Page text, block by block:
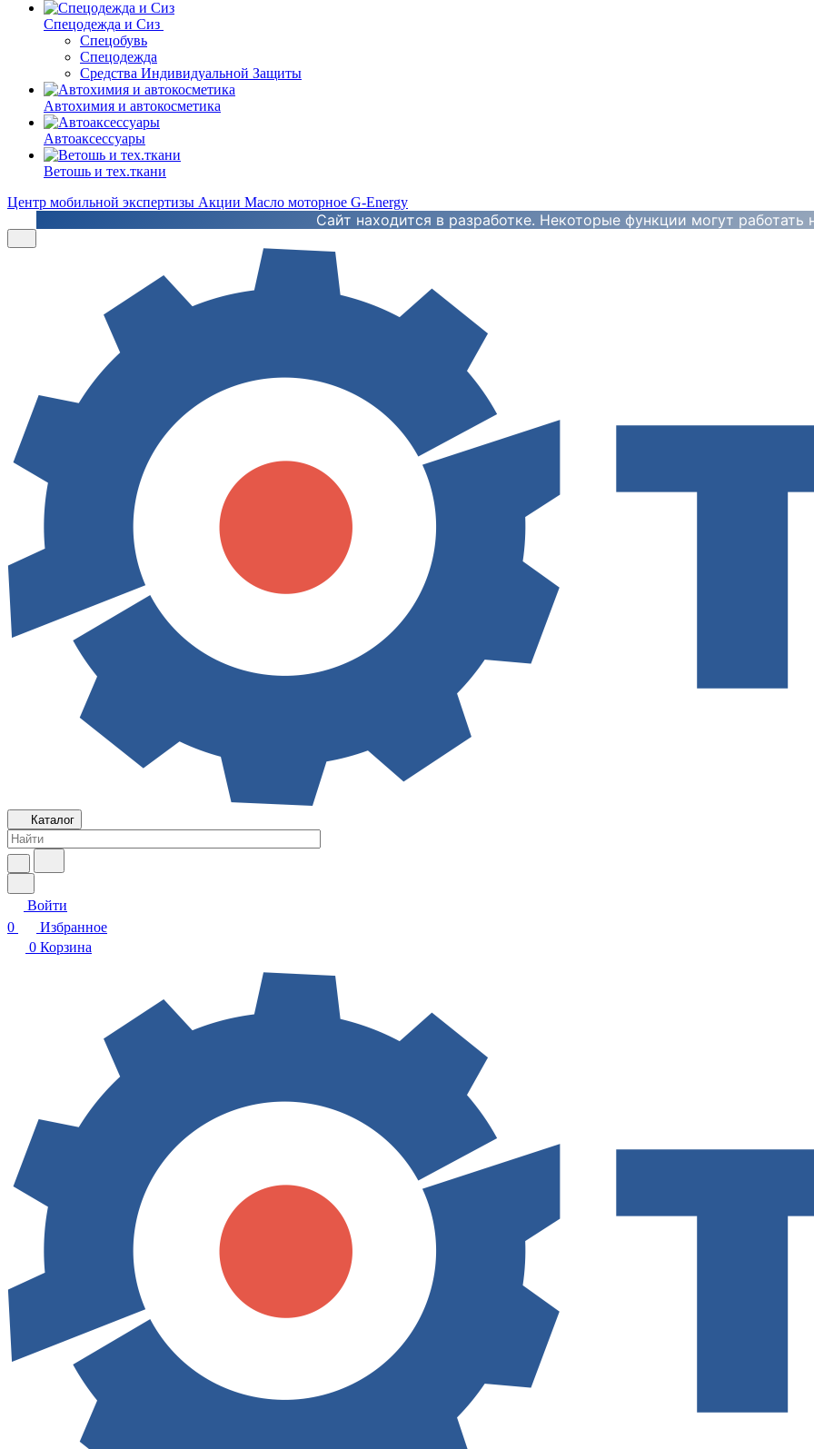
Спецодежда и Сиз
Спецобувь
Спецодежда
Средства Индивидуальной Защиты
Автохимия и автокосметика
Автоаксессуары
Ветошь и тех.ткани
Центр мобильной экспертизы Акции Масло моторное G-Energy
Сайт находится в разработке. Некоторые функции могут работать
Каталог
Войти
0
Избранное
0 Корзина